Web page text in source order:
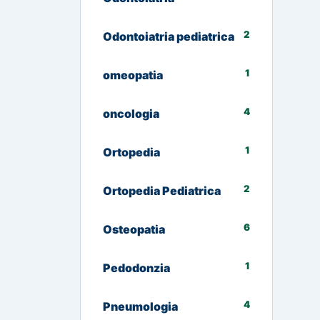
Odontoiatria pediatrica 2
omeopatia 1
oncologia 4
Ortopedia 1
Ortopedia Pediatrica 2
Osteopatia 6
Pedodonzia 1
Pneumologia 4